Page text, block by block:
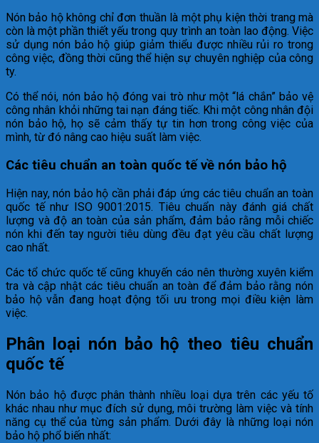
Nón bảo hộ không chỉ đơn thuần là một phụ kiện thời trang mà
còn là một phần thiết yếu trong quy trình an toàn lao động. Việc
sử dụng nón bảo hộ giúp giảm thiểu được nhiều rủi ro trong
công việc, đồng thời cũng thể hiện sự chuyên nghiệp của công
ty.
Có thể nói, nón bảo hộ đóng vai trò như một “lá chắn” bảo vệ
công nhân khỏi những tai nạn đáng tiếc. Khi một công nhân đội
nón bảo hộ, họ sẽ cảm thấy tự tin hơn trong công việc của
mình, từ đó nâng cao hiệu suất làm việc.
Các tiêu chuẩn an toàn quốc tế về nón bảo hộ
Hiện nay, nón bảo hộ cần phải đáp ứng các tiêu chuẩn an toàn
quốc tế như ISO 9001:2015. Tiêu chuẩn này đánh giá chất
lượng và độ an toàn của sản phẩm, đảm bảo rằng mỗi chiếc
nón khi đến tay người tiêu dùng đều đạt yêu cầu chất lượng
cao nhất.
Các tổ chức quốc tế cũng khuyến cáo nên thường xuyên kiểm
tra và cập nhật các tiêu chuẩn an toàn để đảm bảo rằng nón
bảo hộ vẫn đang hoạt động tối ưu trong mọi điều kiện làm
việc.
Phân loại nón bảo hộ theo tiêu chuẩn
quốc tế
Nón bảo hộ được phân thành nhiều loại dựa trên các yếu tố
khác nhau như mục đích sử dụng, môi trường làm việc và tính
năng cụ thể của từng sản phẩm. Dưới đây là những loại nón
bảo hộ phổ biến nhất: